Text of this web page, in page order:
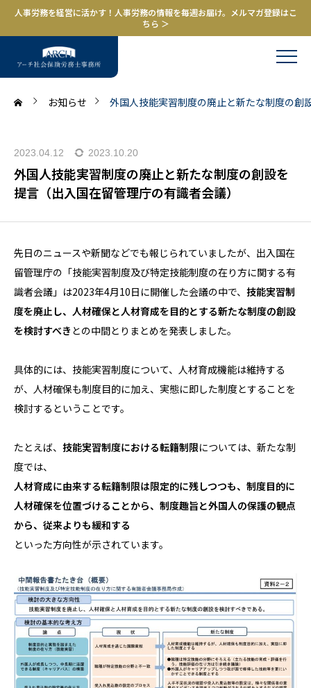
人事労務を経営に活かす！人事労務の情報を毎週お届け。メルマガ登録はこ
ちら ＞
お知らせ 外国人技能実習制度の廃止と新たな制度の創
2023.04.12 2023.10.20
外国人技能実習制度の廃止と新たな制度の創設を
提言（出入国在留管理庁の有識者会議）
先日のニュースや新聞などでも報じられていましたが、出入国在
留管理庁の「技能実習制度及び特定技能制度の在り方に関する有
識者会議」は2023年4月10日に開催した会議の中で、 技能実習制
度を廃止し、人材確保と人材育成を目的とする新たな制度の創設
を検討すべき との中間とりまとめを発表しました。
具体的には、技能実習制度について、人材育成機能は維持する
が、人材確保も制度目的に加え、実態に即した制度とすることを
検討するということです。
たとえば、 技能実習制度における転籍制限については、新たな制
度では、
人材育成に由来する転籍制限は限定的に残しつつも、制度目的に
人材確保を位置づけることから、制度趣旨と外国人の保護の観点
から、従来よりも緩和する
といった方向性が示されています。